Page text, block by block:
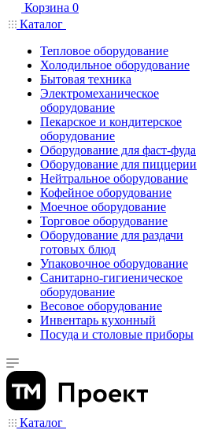
Корзина 0
Каталог
Тепловое оборудование
Холодильное оборудование
Бытовая техника
Электромеханическое
оборудование
Пекарское и кондитерское
оборудование
Оборудование для фаст-фуда
Оборудование для пиццерии
Нейтральное оборудование
Кофейное оборудование
Моечное оборудование
Торговое оборудование
Оборудование для раздачи
готовых блюд
Упаковочное оборудование
Санитарно-гигиеническое
оборудование
Весовое оборудование
Инвентарь кухонный
Посуда и столовые приборы
Каталог